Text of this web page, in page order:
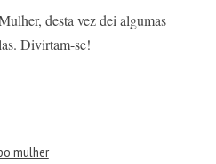
desta vez dei algumas
Divirtam-se!
mulher